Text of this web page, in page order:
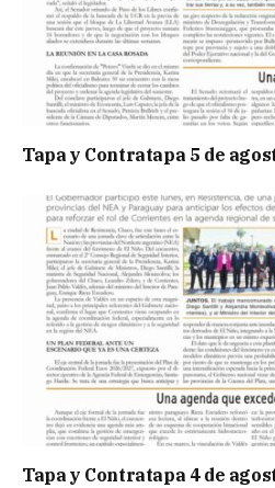
Tapa y Contratapa 5 de
Tapa y Contratapa 4 de